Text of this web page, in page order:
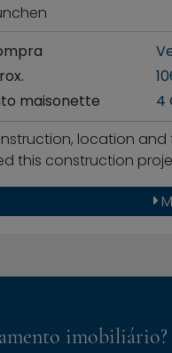
maisonette
4
location
this construction project